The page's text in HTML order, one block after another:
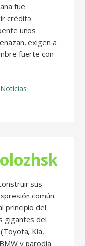
fue
crédito
unos
exigen a
fuerte con
Noticias
sus
común
principio del
gigantes del
Kia,
y parodia